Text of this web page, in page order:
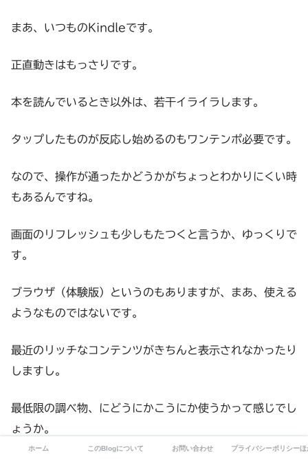
まあ、いつものKindleです。
正直動きはもっさりです。
本を読んでいるとき以外は、若干イライラします。
タップしたものが反応し始めるのもワンテンポ必要です。
なので、操作が通ったかどうかがちょっとわかりにくい時
もあるんですね。
画面のリフレッシュも少しもたつくと言うか、ゆっくりで
す。
ブラウザ（体験版）というのもありますが、まあ、使える
ようなものではないです。
最近のリッチなコンテンツがきちんと表示されなかったり
しますし。
最低限の調べ物、にどうにかこうにか使うかって感じでし
ょうか。
ホーム このBlogについて お問い合わせ プライバシーポリシーほ